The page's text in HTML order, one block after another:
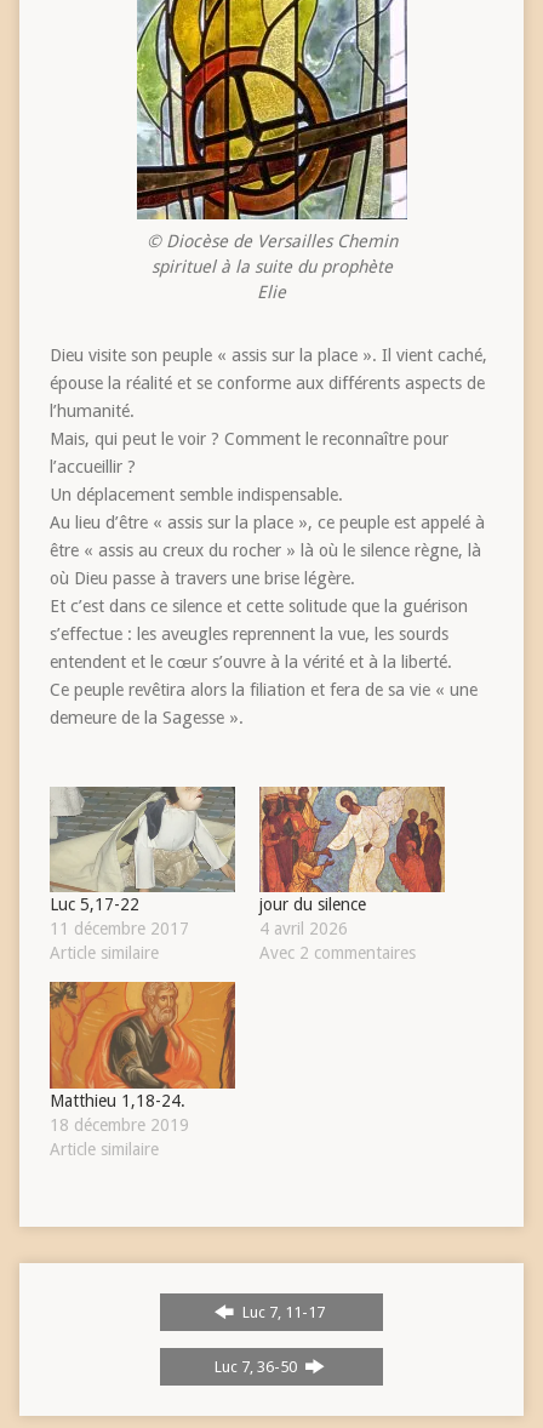
© Diocèse de Versailles Chemin
spirituel à la suite du prophète
Elie
Dieu visite son peuple « assis sur la place ». Il vient caché,
épouse la réalité et se conforme aux différents aspects de
l’humanité.
Mais, qui peut le voir ? Comment le reconnaître pour
l’accueillir ?
Un déplacement semble indispensable.
Au lieu d’être « assis sur la place », ce peuple est appelé à
être « assis au creux du rocher » là où le silence règne, là
où Dieu passe à travers une brise légère.
Et c’est dans ce silence et cette solitude que la guérison
s’effectue : les aveugles reprennent la vue, les sourds
entendent et le cœur s’ouvre à la vérité et à la liberté.
Ce peuple revêtira alors la filiation et fera de sa vie « une
demeure de la Sagesse ».
Luc 5,17-22
11 décembre 2017
Article similaire
jour du silence
4 avril 2026
Avec 2 commentaires
Matthieu 1,18-24.
18 décembre 2019
Article similaire
Luc 7, 11-17
Luc 7, 36-50